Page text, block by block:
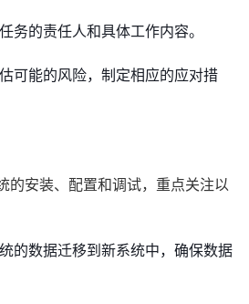
务的责任人和具体工作内容。
可能的风险，制定相应的应对措
的安装、配置和调试，重点关注以
的数据迁移到新系统中，确保数据